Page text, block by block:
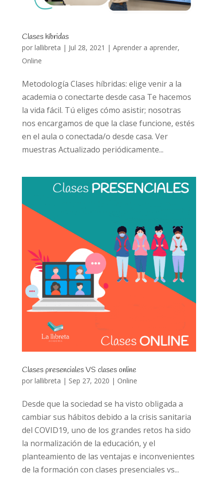
Clases híbridas
por lallibreta | Jul 28, 2021 | Aprender a aprender,
Online
Metodología Clases híbridas: elige venir a la
academia o conectarte desde casa Te hacemos
la vida fácil. Tú eliges cómo asistir; nosotras
nos encargamos de que la clase funcione, estés
en el aula o conectada/o desde casa. Ver
muestras Actualizado periódicamente...
Clases presenciales VS clases online
por lallibreta | Sep 27, 2020 | Online
Desde que la sociedad se ha visto obligada a
cambiar sus hábitos debido a la crisis sanitaria
del COVID19, uno de los grandes retos ha sido
la normalización de la educación, y el
planteamiento de las ventajas e inconvenientes
de la formación con clases presenciales vs...